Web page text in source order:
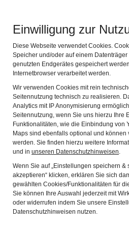
Einwilligung zur
Diese Webseite verwendet Cookies.
Speicher und/oder auf einem
genutzten Endgerätes gespeichert
Internetbrowser verarbeitet werden.
Wir verwenden Cookies mit rein
Seitennutzung technisch zu realisieren.
Analytics mit IP Anonymisierung
Seitennutzung, wenn Sie uns hierzu Ihre
Funktionalitäten, wie die Einbindung von
Maps sind ebenfalls optional und können
werden. Sie finden hierzu weitere
und in unseren Datenschutzhinweisen.
Wenn Sie auf „Einstellungen speichern &
akzeptieren“ klicken, erklären Sie sich
gewählten Cookies/Funktionalitäten für
Sie können Ihre Auswahl jederzeit mit
oder widerrufen indem Sie unsere
Datenschutzhinweisen nutzen.
ARCHÄOLOGISCHER PARK